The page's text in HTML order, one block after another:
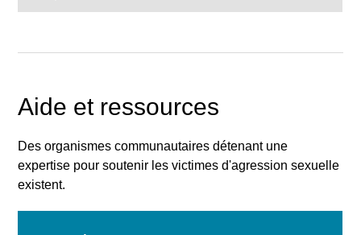
Aide et ressources
Des organismes communautaires détenant une
expertise pour soutenir les victimes d'agression sexuelle
existent.